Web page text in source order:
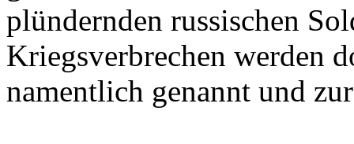
plündernden russischen
Kriegsverbrechen werden
namentlich genannt und